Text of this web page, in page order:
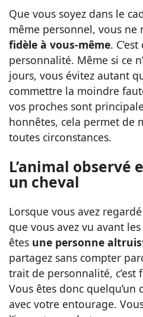
Que vous soyez dans le
même personnel, vous ne
fidèle à vous-même.
personnalité. Même si ce
jours, vous évitez autant
commettre la moindre
vos proches sont
honnêtes, cela permet de
toutes circonstances.
L’animal observé
un cheval
Lorsque vous avez regardé
que vous avez vu avant
êtes une personne
partagez sans compter
trait de personnalité, c’est
Vous êtes donc quelqu’un
avec votre entourage.